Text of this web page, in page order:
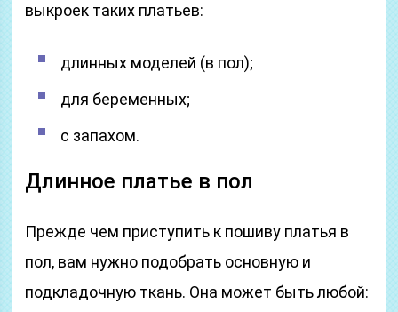
выкроек таких платьев:
длинных моделей (в пол);
для беременных;
с запахом.
Длинное платье в пол
Прежде чем приступить к пошиву платья в
пол, вам нужно подобрать основную и
подкладочную ткань. Она может быть любой: